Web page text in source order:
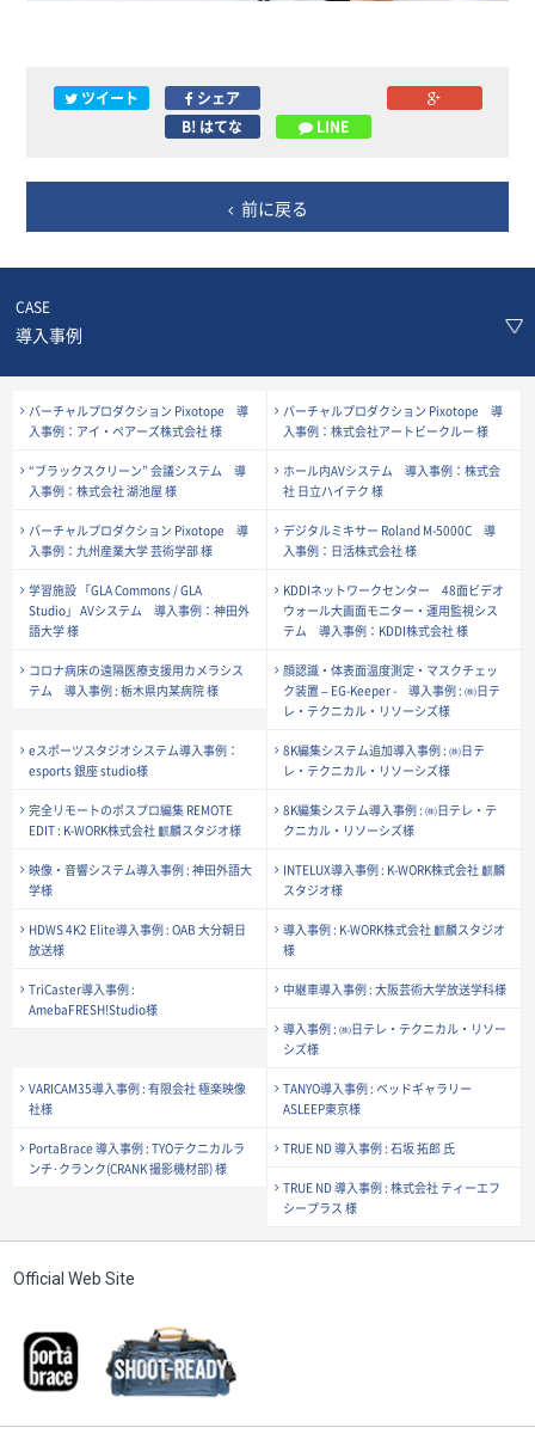
ツイート
シェア
B! はてな
LINE
前に戻る
CASE
導入事例
バーチャルプロダクション Pixotope 導
入事例：アイ・ペアーズ株式会社 様
バーチャルプロダクション Pixotope 導
入事例：株式会社アートビークルー 様
“ブラックスクリーン” 会議システム 導
入事例：株式会社 湖池屋 様
ホール内AVシステム 導入事例：株式会
社 日立ハイテク 様
バーチャルプロダクション Pixotope 導
入事例：九州産業大学 芸術学部 様
デジタルミキサー Roland M-5000C 導
入事例：日活株式会社 様
学習施設 「GLA Commons / GLA
Studio」 AVシステム 導入事例：神田外
語大学 様
KDDIネットワークセンター 48面ビデオ
ウォール大画面モニター・運用監視シス
テム 導入事例：KDDI株式会社 様
コロナ病床の遠隔医療支援用カメラシス
テム 導入事例 : 栃木県内某病院 様
顔認識・体表面温度測定・マスクチェッ
ク装置 – EG-Keeper - 導入事例 : ㈱日テ
レ・テクニカル・リソーシズ様
eスポーツスタジオシステム導入事例：
esports 銀座 studio様
8K編集システム追加導入事例 : ㈱日テ
レ・テクニカル・リソーシズ様
完全リモートのポスプロ編集 REMOTE
EDIT : K-WORK株式会社 麒麟スタジオ様
8K編集システム導入事例 : ㈱日テレ・テ
クニカル・リソーシズ様
映像・音響システム導入事例 : 神田外語大
学様
INTELUX導入事例 : K-WORK株式会社 麒麟
スタジオ様
HDWS 4K2 Elite導入事例 : OAB 大分朝日
放送様
導入事例 : K-WORK株式会社 麒麟スタジオ
様
TriCaster導入事例 :
AmebaFRESH!Studio様
中継車導入事例 : 大阪芸術大学放送学科様
導入事例 : ㈱日テレ・テクニカル・リソー
シズ様
VARICAM35導入事例 : 有限会社 極楽映像
社様
TANYO導入事例 : ベッドギャラリー
ASLEEP東京様
PortaBrace 導入事例 : TYOテクニカルラ
ンチ･クランク(CRANK 撮影機材部) 様
TRUE ND 導入事例 : 石坂 拓郎 氏
TRUE ND 導入事例 : 株式会社 ティーエフ
シープラス 様
Official Web Site